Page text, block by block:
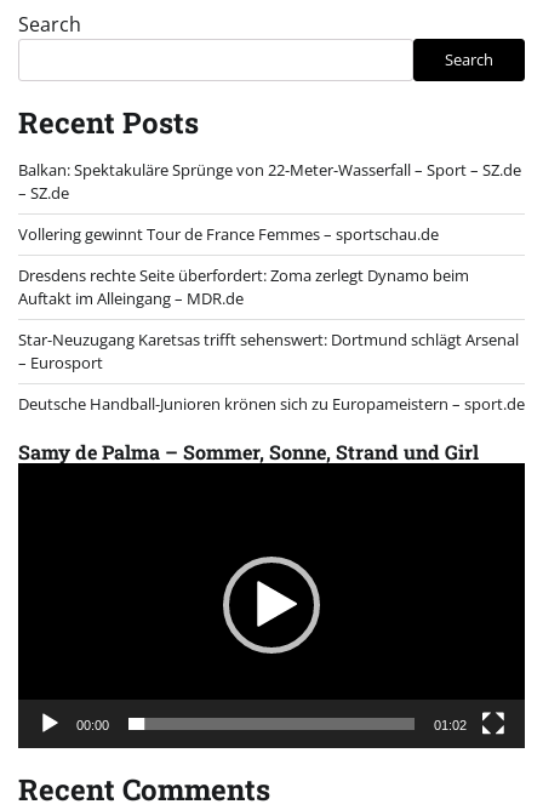
Search
Search
Recent Posts
Balkan: Spektakuläre Sprünge von 22-Meter-Wasserfall – Sport – SZ.de
– SZ.de
Vollering gewinnt Tour de France Femmes – sportschau.de
Dresdens rechte Seite überfordert: Zoma zerlegt Dynamo beim
Auftakt im Alleingang – MDR.de
Star-Neuzugang Karetsas trifft sehenswert: Dortmund schlägt Arsenal
– Eurosport
Deutsche Handball-Junioren krönen sich zu Europameistern – sport.de
Samy de Palma – Sommer, Sonne, Strand und Girl
00:00 01:02
Recent Comments